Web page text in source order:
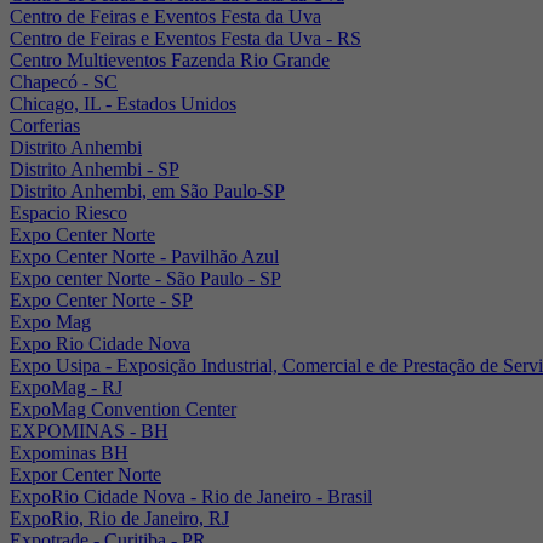
Centro de Feiras e Eventos Festa da Uva
Centro de Feiras e Eventos Festa da Uva - RS
Centro Multieventos Fazenda Rio Grande
Chapecó - SC
Chicago, IL - Estados Unidos
Corferias
Distrito Anhembi
Distrito Anhembi - SP
Distrito Anhembi, em São Paulo-SP
Espacio Riesco
Expo Center Norte
Expo Center Norte - Pavilhão Azul
Expo center Norte - São Paulo - SP
Expo Center Norte - SP
Expo Mag
Expo Rio Cidade Nova
Expo Usipa - Exposição Industrial, Comercial e de Prestação de
ExpoMag - RJ
ExpoMag Convention Center
EXPOMINAS - BH
Expominas BH
Expor Center Norte
ExpoRio Cidade Nova - Rio de Janeiro - Brasil
ExpoRio, Rio de Janeiro, RJ